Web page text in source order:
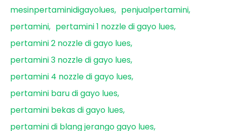
mesinpertaminidigayolues
penjualpertamini
pertamini
pertamini 1 nozzle di gayo lues
pertamini 2 nozzle di gayo lues
pertamini 3 nozzle di gayo lues
pertamini 4 nozzle di gayo lues
pertamini baru di gayo lues
pertamini bekas di gayo lues
pertamini di blang jerango gayo lues